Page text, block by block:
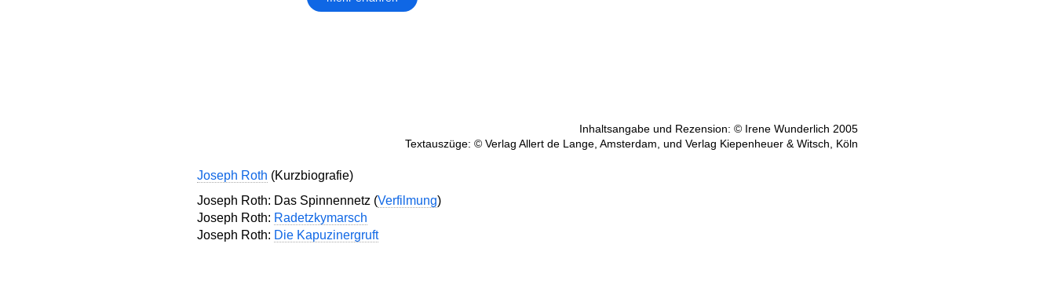
Inhaltsangabe und Rezension: © Irene Wunderlich 2005
Textauszüge: © Verlag Allert de Lange, Amsterdam, und Verlag Kiepenheuer & Witsch, Köln
Joseph Roth (Kurzbiografie)
Joseph Roth: Das Spinnennetz (Verfilmung)
Joseph Roth: Radetzkymarsch
Joseph Roth: Die Kapuzinergruft